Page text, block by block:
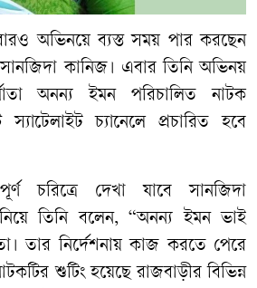
অভিনয়ে ব্যস্ত সময় পার করছেন
সানজিদা কানিজ। এবার তিনি অভিনয়
অনন্য ইমন পরিচালিত নাটক
চ্যানেলে প্রচারিত হবে
চরিত্রে দেখা যাবে সানজিদা
তিনি বলেন, “অনন্য ইমন ভাই
তার নির্দেশনায় কাজ করতে পেরে
শুটিং হয়েছে রাজবাড়ীর বিভিন্ন